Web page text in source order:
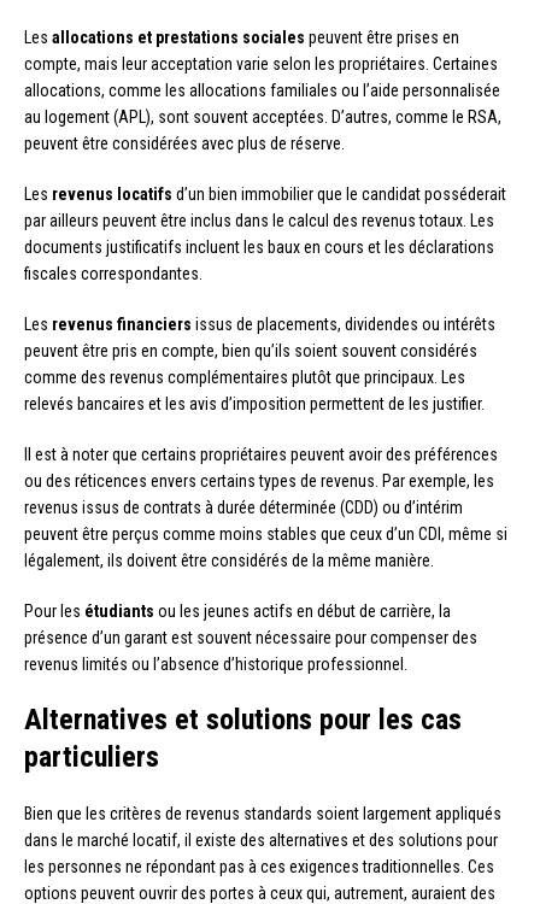
Les allocations et prestations sociales peuvent être prises en
compte, mais leur acceptation varie selon les propriétaires. Certaines
allocations, comme les allocations familiales ou l’aide personnalisée
au logement (APL), sont souvent acceptées. D’autres, comme le RSA,
peuvent être considérées avec plus de réserve.
Les revenus locatifs d’un bien immobilier que le candidat posséderait
par ailleurs peuvent être inclus dans le calcul des revenus totaux. Les
documents justificatifs incluent les baux en cours et les déclarations
fiscales correspondantes.
Les revenus financiers issus de placements, dividendes ou intérêts
peuvent être pris en compte, bien qu’ils soient souvent considérés
comme des revenus complémentaires plutôt que principaux. Les
relevés bancaires et les avis d’imposition permettent de les justifier.
Il est à noter que certains propriétaires peuvent avoir des préférences
ou des réticences envers certains types de revenus. Par exemple, les
revenus issus de contrats à durée déterminée (CDD) ou d’intérim
peuvent être perçus comme moins stables que ceux d’un CDI, même si
légalement, ils doivent être considérés de la même manière.
Pour les étudiants ou les jeunes actifs en début de carrière, la
présence d’un garant est souvent nécessaire pour compenser des
revenus limités ou l’absence d’historique professionnel.
Alternatives et solutions pour les cas
particuliers
Bien que les critères de revenus standards soient largement appliqués
dans le marché locatif, il existe des alternatives et des solutions pour
les personnes ne répondant pas à ces exigences traditionnelles. Ces
options peuvent ouvrir des portes à ceux qui, autrement, auraient des